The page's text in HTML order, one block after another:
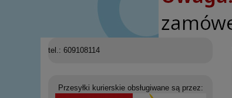
tel.: 609108114
Przesyłki kurierskie obsługiwane są przez: